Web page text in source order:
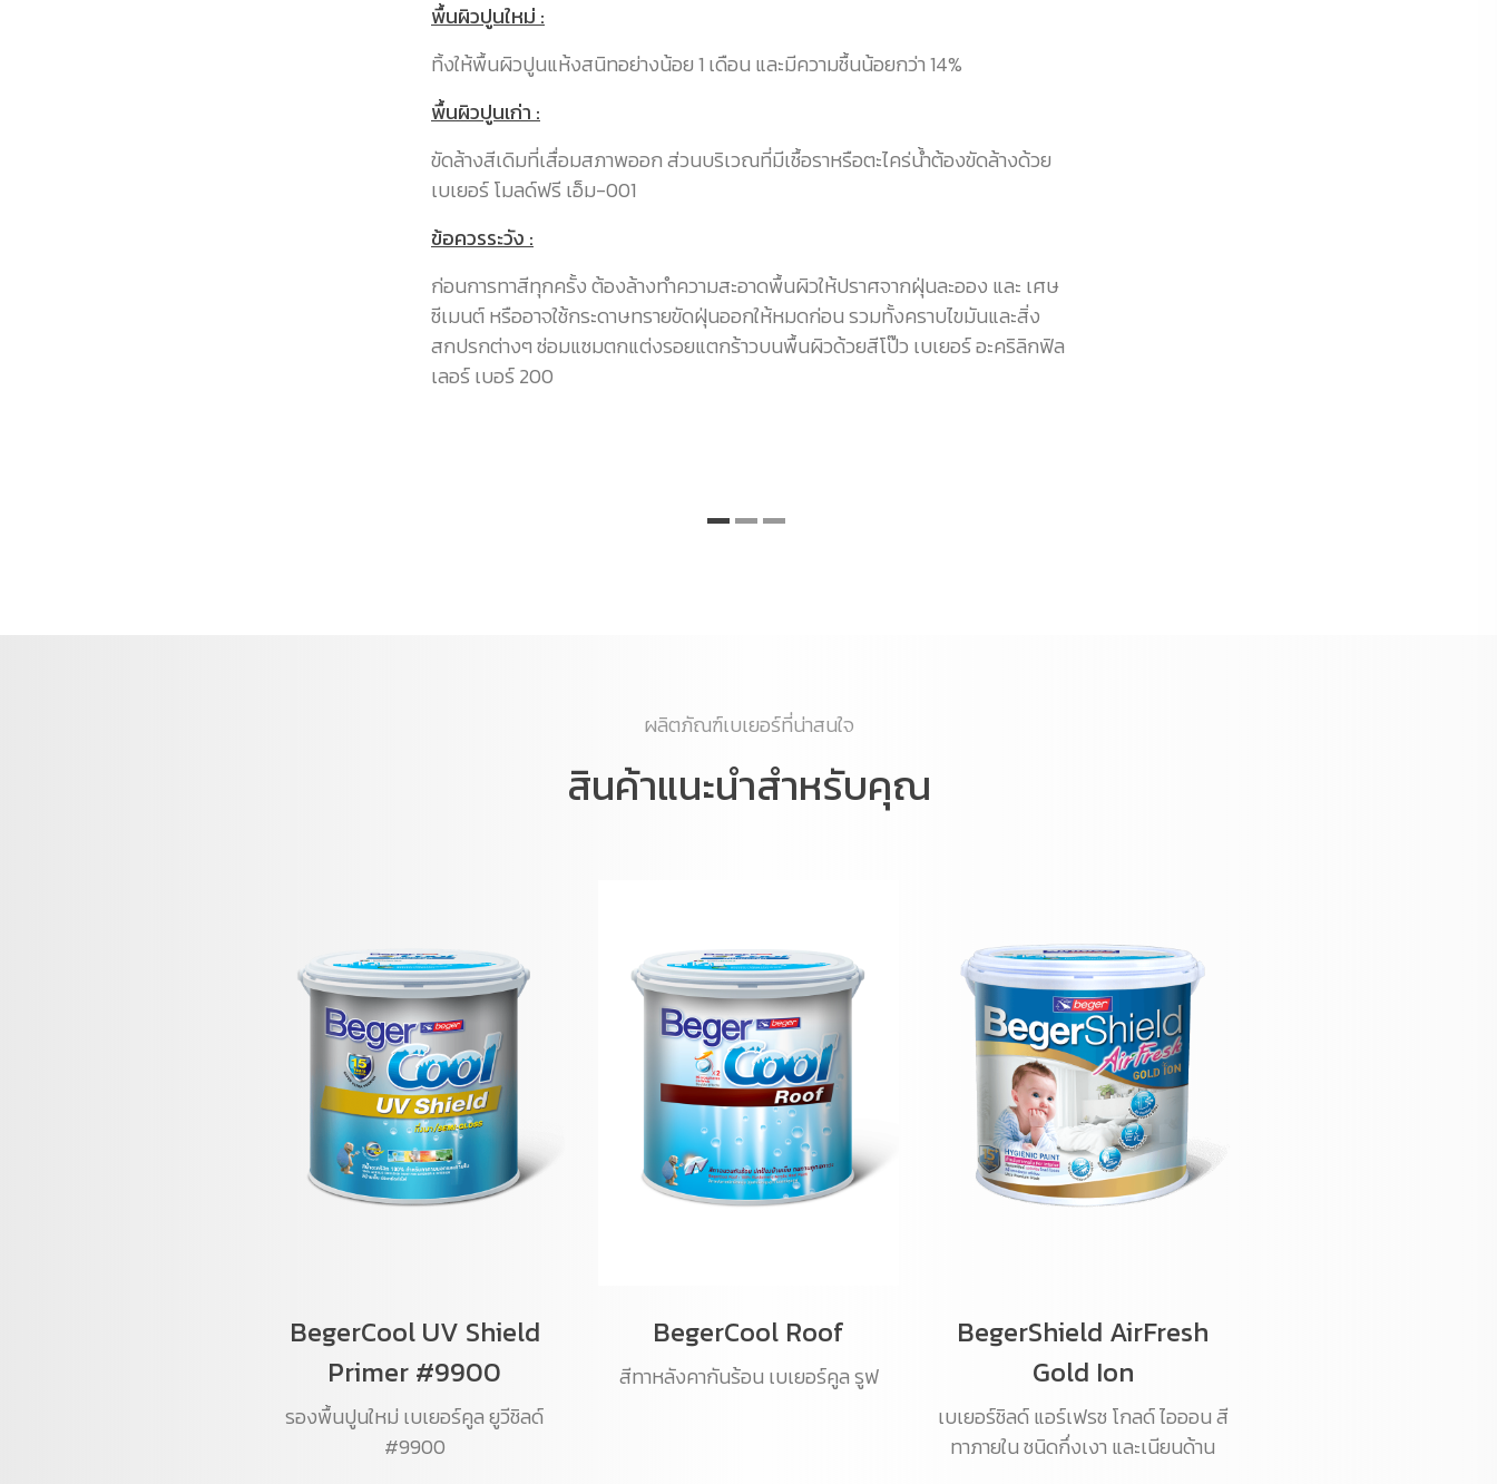
พื้นผิวปูนใหม่ :
ทิ้งให้พื้นผิวปูนแห้งสนิทอย่างน้อย 1 เดือน และมีความชื้นน้อยกว่า 14%
พื้นผิวปูนเก่า :
ขัดล้างสีเดิมที่เสื่อมสภาพออก ส่วนบริเวณที่มีเชื้อราหรือตะไคร่น้ำต้องขัดล้างด้วย
เบเยอร์ โมลด์ฟรี เอ็ม-001
ข้อควรระวัง :
ก่อนการทาสีทุกครั้ง ต้องล้างทำความสะอาดพื้นผิวให้ปราศจากฝุ่นละออง และ เศษ
ซีเมนต์ หรืออาจใช้กระดาษทรายขัดฝุ่นออกให้หมดก่อน รวมทั้งคราบไขมันและสิ่ง
สกปรกต่างๆ ซ่อมแซมตกแต่งรอยแตกร้าวบนพื้นผิวด้วยสีโป๊ว เบเยอร์ อะคริลิกฟิล
เลอร์ เบอร์ 200
ผลิตภัณฑ์เบเยอร์ที่น่าสนใจ
สินค้าแนะนำสำหรับคุณ
BegerCool UV Shield
Primer #9900
รองพื้นปูนใหม่ เบเยอร์คูล ยูวีชิลด์
#9900
BegerCool Roof
สีทาหลังคากันร้อน เบเยอร์คูล รูฟ
BegerShield AirFresh
Gold Ion
เบเยอร์ชิลด์ แอร์เฟรช โกลด์ ไอออน สี
ทาภายใน ชนิดกึ่งเงา และเนียนด้าน